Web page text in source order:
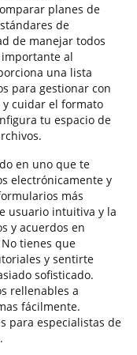
planes de
de
de manejar todos
al
una lista
para gestionar con
cuidar el formato
tu espacio de
en uno que te
electrónicamente y
más
usuario intuitiva y la
y acuerdos en
tienes que
y sentirte
sofisticado.
rellenables a
fácilmente.
para especialistas de